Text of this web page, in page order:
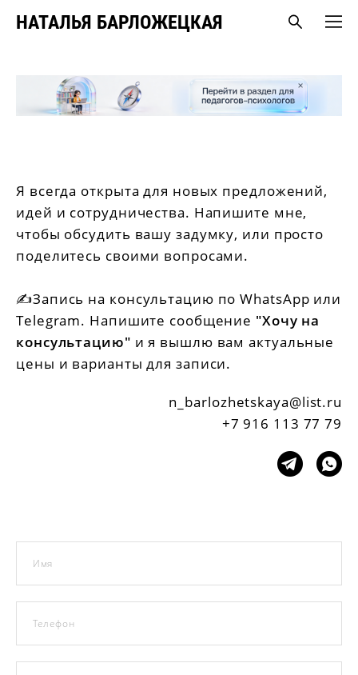
НАТАЛЬЯ БАРЛОЖЕЦКАЯ
Я всегда открыта для новых предложений,
идей и сотрудничества. Напишите мне,
чтобы обсудить вашу задумку, или просто
поделитесь своими вопросами.
✍️Запись на консультацию по WhatsApp или
Telegram. Напишите сообщение "Хочу на
консультацию" и я вышлю вам актуальные
цены и варианты для записи.
n_barlozhetskaya@list.ru
+7 916 113 77 79
Имя
Телефон